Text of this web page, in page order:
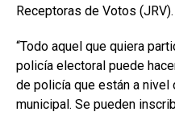
Receptoras de Votos (JRV).
“Todo aquel que quiera
policía electoral puede
de policía que están a nivel
municipal. Se pueden